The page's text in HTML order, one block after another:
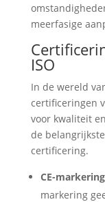
meerfasige
ISO
In de wereld
certificeringen
voor kwaliteit
de
certificering.
CE-
markering